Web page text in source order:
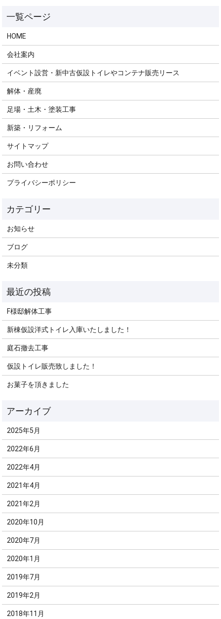
HOME
会社案内
イベント設営・新中古仮設トイレやコンテナ販売リース
解体・産廃
足場・土木・塗装工事
新築・リフォーム
サイトマップ
お問い合わせ
プライバシーポリシー
お知らせ
ブログ
未分類
F様邸解体工事
新棟仮設洋式トイレ入庫いたしました！
庭石撤去工事
仮設トイレ販売致しました！
お菓子を頂きました
2025年5月
2022年6月
2022年4月
2021年4月
2021年2月
2020年10月
2020年7月
2020年1月
2019年7月
2019年2月
2018年11月